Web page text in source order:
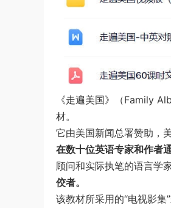
《走遍美国》（Family
材。
它由美国新闻总署赞助，
在数十位英语专家和作者
顾问和实际执笔的语言学
佼者。
该教材所采用的“电视影